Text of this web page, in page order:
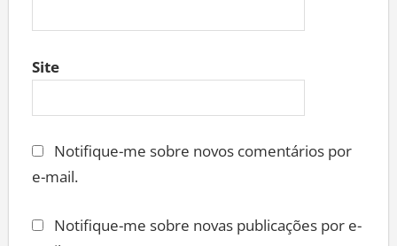
Site
Notifique-me sobre novos comentários por
e-mail.
Notifique-me sobre novas publicações por e-